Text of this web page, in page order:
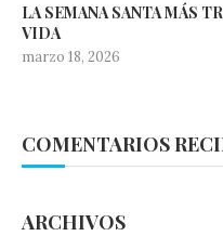
LA SEMANA SANTA MÁS
VIDA
marzo 18, 2026
COMENTARIOS
ARCHIVOS